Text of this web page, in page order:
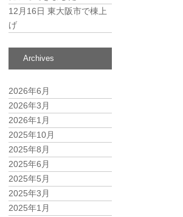
12月16日 東大阪市で棟上
げ
Archives
2026年6月
2026年3月
2026年1月
2025年10月
2025年8月
2025年6月
2025年5月
2025年3月
2025年1月